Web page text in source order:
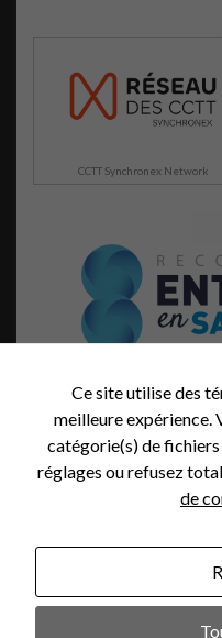
CCTT Synchronex Network
Ce site utilise des
meilleure expérience.
catégorie(s) de
réglages ou refusez
de